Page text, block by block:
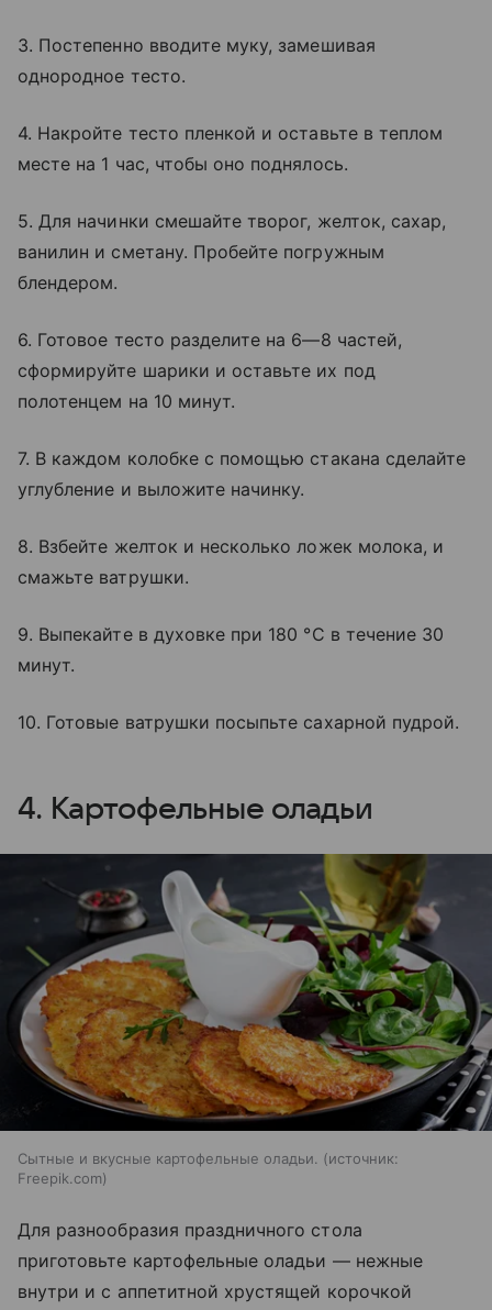
3. Постепенно вводите муку, замешивая
однородное тесто.
4. Накройте тесто пленкой и оставьте в теплом
месте на 1 час, чтобы оно поднялось.
5. Для начинки смешайте творог, желток, сахар,
ванилин и сметану. Пробейте погружным
блендером.
6. Готовое тесто разделите на 6—8 частей,
сформируйте шарики и оставьте их под
полотенцем на 10 минут.
7. В каждом колобке с помощью стакана сделайте
углубление и выложите начинку.
8. Взбейте желток и несколько ложек молока, и
смажьте ватрушки.
9. Выпекайте в духовке при 180 °C в течение 30
минут.
10. Готовые ватрушки посыпьте сахарной пудрой.
4. Картофельные оладьи
Сытные и вкусные картофельные оладьи.
источник:
Freepik.com
Для разнообразия праздничного стола
приготовьте картофельные оладьи — нежные
внутри и с аппетитной хрустящей корочкой